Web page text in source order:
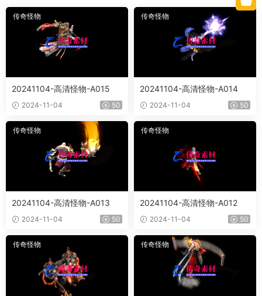
传奇怪物
20241104-高清怪物-A015
2024-11-04 50
传奇怪物
20241104-高清怪物-A014
2024-11-04 50
传奇怪物
20241104-高清怪物-A013
2024-11-04 50
传奇怪物
20241104-高清怪物-A012
2024-11-04 50
传奇怪物 传奇怪物